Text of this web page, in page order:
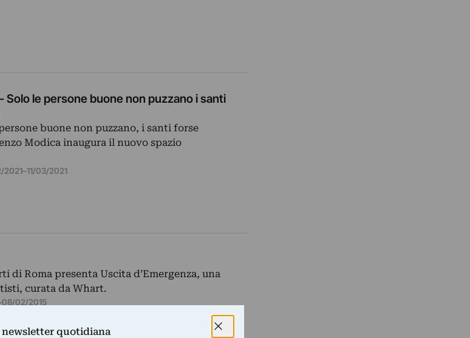
Solo le persone buone non puzzano i santi
buone non puzzano, i santi forse
Modica inaugura il nuovo spazio
2021–11/03/2021
di Roma presenta Uscita d’Emergenza, una
curata da Whart.
08/02/2015
newsletter quotidiana